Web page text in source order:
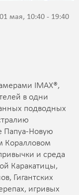
мая, 10:40 - 19:40
IMAX®,
в одни
подводных
Папуа-Новую
Коралловом
и среда
Каракатицы,
Гигантских
игривых